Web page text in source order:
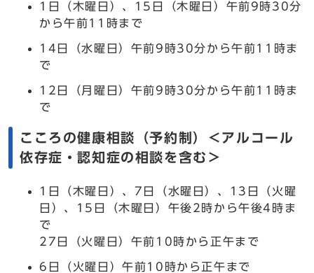
1日（木曜日）、15日（木曜日）午前9時30分
から午前11時まで
14日（水曜日）午前9時30分から午前11時ま
で
12日（月曜日）午前9時30分から午前11時ま
で
こころの健康相談（予約制）＜アルコール
依存症・認知症の相談を含む＞
1日（木曜日）、7日（水曜日）、13日（火曜
日）、15日（木曜日）午後2時から午後4時ま
で
27日（火曜日）午前10時から正午まで
6日（火曜日）午前10時から正午まで